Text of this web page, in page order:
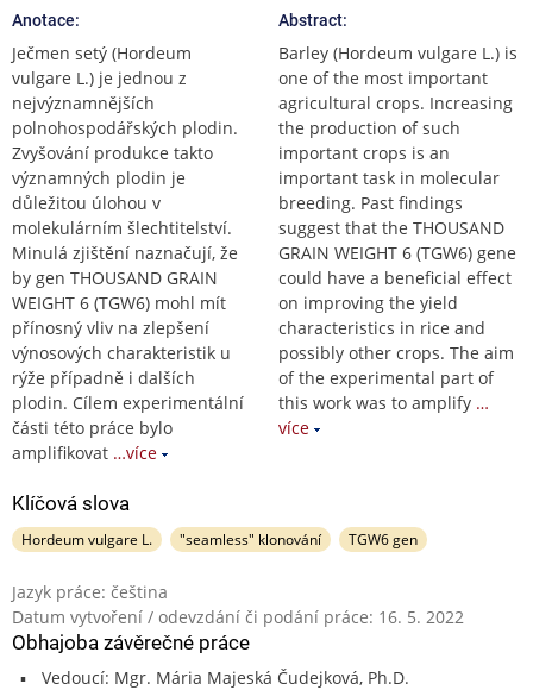
Anotace:
Ječmen setý (Hordeum
vulgare L.) je jednou z
nejvýznamnějších
polnohospodářských plodin.
Zvyšování produkce takto
významných plodin je
důležitou úlohou v
molekulárním šlechtitelství.
Minulá zjištění naznačují, že
by gen THOUSAND GRAIN
WEIGHT 6 (TGW6) mohl mít
přínosný vliv na zlepšení
výnosových charakteristik u
rýže případně i dalších
plodin. Cílem experimentální
části této práce bylo
amplifikovat …více
Abstract:
Barley (Hordeum vulgare L.) is
one of the most important
agricultural crops. Increasing
the production of such
important crops is an
important task in molecular
breeding. Past findings
suggest that the THOUSAND
GRAIN WEIGHT 6 (TGW6) gene
could have a beneficial effect
on improving the yield
characteristics in rice and
possibly other crops. The aim
of the experimental part of
this work was to amplify …
více
Klíčová slova
Hordeum vulgare L. "seamless" klonování TGW6 gen
Jazyk práce: čeština
Datum vytvoření / odevzdání či podání práce: 16. 5. 2022
Obhajoba závěrečné práce
Vedoucí: Mgr. Mária Majeská Čudejková, Ph.D.